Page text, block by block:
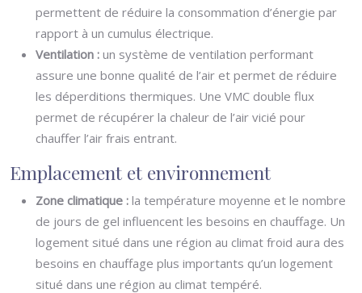
permettent de réduire la consommation d’énergie par
rapport à un cumulus électrique.
Ventilation : un système de ventilation performant
assure une bonne qualité de l’air et permet de réduire
les déperditions thermiques. Une VMC double flux
permet de récupérer la chaleur de l’air vicié pour
chauffer l’air frais entrant.
Emplacement et environnement
Zone climatique : la température moyenne et le nombre
de jours de gel influencent les besoins en chauffage. Un
logement situé dans une région au climat froid aura des
besoins en chauffage plus importants qu’un logement
situé dans une région au climat tempéré.